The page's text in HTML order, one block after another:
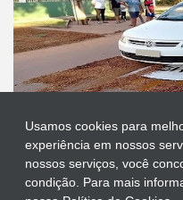
Usamos cookies para
experiência em nossos
nossos serviços, você
condição. Para mais
Protestante destrói tapete
se revoltam